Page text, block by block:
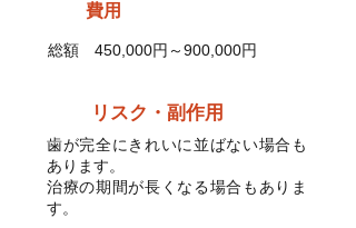
費用
総額 450,000円～900,000円
リスク・副作用
歯が完全にきれいに並ばない場合も
あります。
治療の期間が長くなる場合もありま
す。